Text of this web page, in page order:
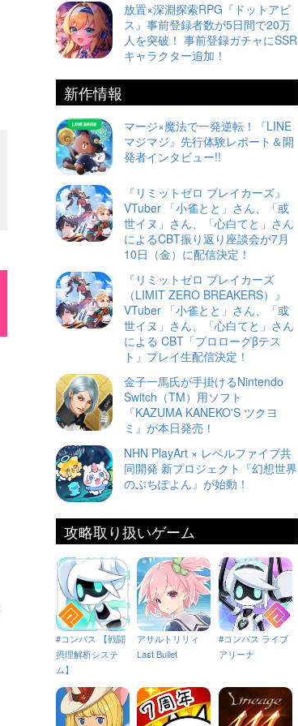
放置×深淵探索RPG『ドットアビ
ス』事前登録者数が5日間で20万
人を突破！ 事前登録ガチャにSSR
キャラクター追加！
新作情報
マージ×魔法で一発逆転！『LINE
マジマジ』先行体験レポート＆開
発者インタビュー!!
『リミットゼロ ブレイカーズ』
VTuber 「小雀とと」さん、「或
世イヌ」さん、「心白てと」さん
によるCBT振り返り座談会が7月
10日（金）に配信決定！
『リミットゼロ ブレイカーズ
（LIMIT ZERO BREAKERS）』
VTuber 「小雀とと」さん、「或
世イヌ」さん、「心白てと」さん
による CBT「プロローグβテス
ト」プレイ生配信決定！
金子一馬氏が手掛けるNintendo
Switch（TM）用ソフト
『KAZUMA KANEKO'S ツクヨ
ミ』が本日発売！
NHN PlayArt × レベルファイブ共
同開発 新プロジェクト『幻想世界
のぷちぽよん』が始動！
攻略取り扱いゲーム
#コンパス 【戦闘
摂理解析システ
ム】
アサルトリリィ
Last Bullet
#コンパス ライブ
アリーナ